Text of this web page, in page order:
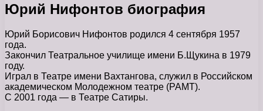
Юрий Нифонтов биография
Юрий Борисович Нифонтов родился 4 сентября 1957
года.
Закончил Театральное училище имени Б.Щукина в 1979
году.
Играл в Театре имени Вахтангова, служил в Российском
академическом Молодежном театре (РАМТ).
С 2001 года — в Театре Сатиры.